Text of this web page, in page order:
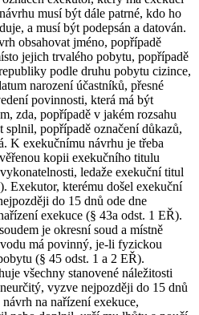
musí být dále patrné, kdo ho
a musí být podepsán a datován.
obsahovat jméno, popřípadě
jejich trvalého pobytu, popřípadě
podle druhu pobytu cizince,
narození účastníků, přesné
povinnosti, která má být
zda, popřípadě v jakém rozsahu
popřípadě označení důkazů,
K exekučnímu návrhu je třeba
kopii exekučního titulu
ledaže exekuční titul
Exekutor, kterému došel exekuční
do 15 dnů ode dne
exekuce (§ 43a odst. 1 EŘ).
je okresní soud a místně
má povinný, je-li fyzickou
(§ 45 odst. 1 a 2 EŘ).
všechny stanovené náležitosti
vyzve nejpozději do 15 dnů
na nařízení exekuce,